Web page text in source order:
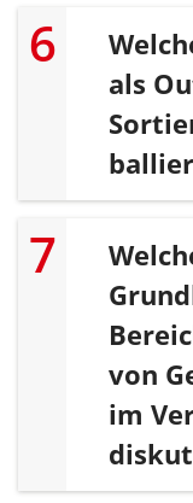
als
von
im